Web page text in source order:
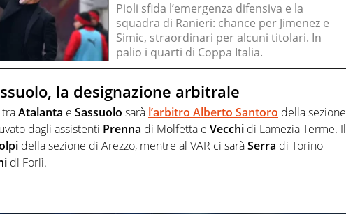
Pioli sfida l’emergenza difensiva e la
squadra di Ranieri: chance per Jimenez e
Simic, straordinari per alcuni titolari. In
palio i quarti di Coppa Italia.
la designazione arbitrale
Atalanta e Sassuolo sarà l’arbitro Alberto Santoro della sezione
dagli assistenti Prenna di Molfetta e Vecchi di Lamezia Terme. Il
della sezione di Arezzo, mentre al VAR ci saràSerra di Torino
di Forlì.